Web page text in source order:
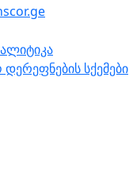
სქემები